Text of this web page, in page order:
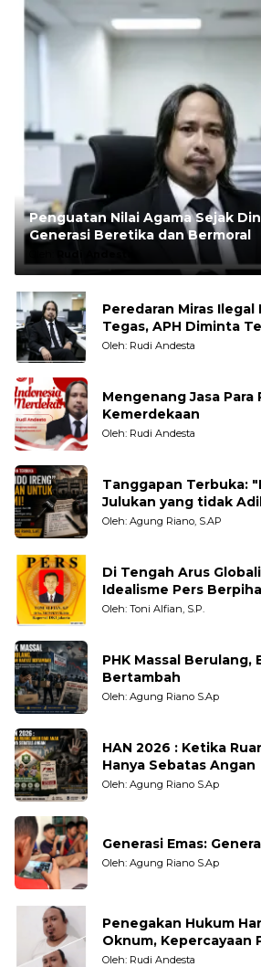
Penguatan Nilai Agama Sejak
Generasi Beretika dan Bermoral
Rudi Andesta
Peredaran Miras
Tegas, APH Diminta
Tanpa Pandang Bulu
Oleh: Rudi Andesta
Mengenang Jasa Para
Kemerdekaan
Oleh: Rudi Andesta
Tanggapan Terbuka:
Julukan yang tidak Adil untuk Wartawan,
Pengamat dan LSM
Oleh: Agung Riano, S.AP
Di Tengah Arus
Idealisme Pers
Oleh: Toni Alfian, S.P.
PHK Massal Berulang,
Bertambah
Oleh: Agung Riano S.Ap
HAN 2026 : Ketika
Hanya Sebatas Angan
Oleh: Agung Riano S.Ap
Generasi Emas:
Oleh: Agung Riano S.Ap
Penegakan Hukum
Oknum, Kepercayaan
Taruhannya
Oleh: Rudi Andesta